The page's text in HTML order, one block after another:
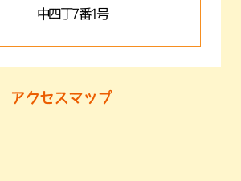
中四丁7番1号
アクセスマップ